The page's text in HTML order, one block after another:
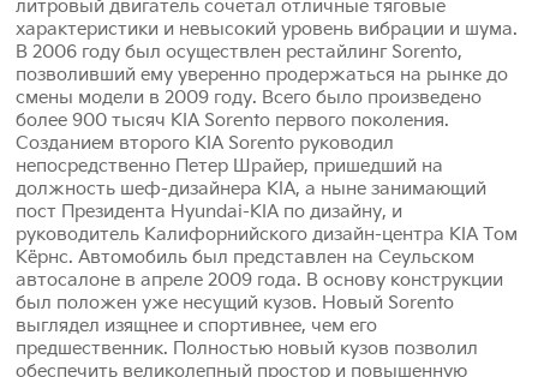
литровый двигатель сочетал отличные тяговые
характеристики и невысокий уровень вибрации и шума.
В 2006 году был осуществлен рестайлинг Sorento,
позволивший ему уверенно продержаться на рынке до
смены модели в 2009 году. Всего было произведено
более 900 тысяч KIA Sorento первого поколения.
Созданием второго KIA Sorento руководил
непосредственно Петер Шрайер, пришедший на
должность шеф-дизайнера KIA, а ныне занимающий
пост Президента Hyundai-KIA по дизайну, и
руководитель Калифорнийского дизайн-центра KIA Том
Кёрнс. Автомобиль был представлен на Сеульском
автосалоне в апреле 2009 года. В основу конструкции
был положен уже несущий кузов. Новый Sorento
выглядел изящнее и спортивнее, чем его
предшественник. Полностью новый кузов позволил
обеспечить великолепный простор и повышенную